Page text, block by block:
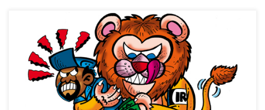
A decisão do governo de não corrigir a tabela do Imposto de
Renda fez com que o contribuinte pague mais imposto neste ano.
Segundo levantamento feito pelo IBPT (Instituto Brasileiro de
Planejamento e Tributação), caso a tabela fosse corrigida pela
inflação oficial de 2015, de 10,67%, o contribuinte pagaria 13%